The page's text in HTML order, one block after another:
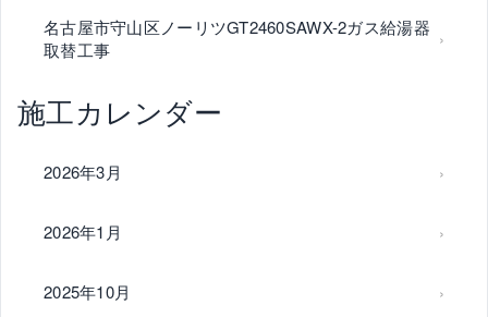
名古屋市守山区ノーリツGT2460SAWX-2ガス給湯器
取替工事
施工カレンダー
2026年3月
2026年1月
2025年10月